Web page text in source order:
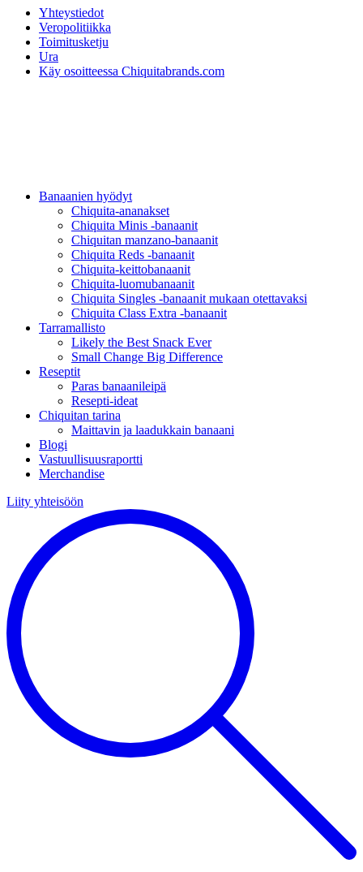
Yhteystiedot
Veropolitiikka
Toimitusketju
Ura
Käy osoitteessa Chiquitabrands.com
Banaanien hyödyt
Chiquita-ananakset
Chiquita Minis -banaanit
Chiquitan manzano-banaanit
Chiquita Reds -banaanit
Chiquita-keittobanaanit
Chiquita-luomubanaanit
Chiquita Singles -banaanit mukaan otettavaksi
Chiquita Class Extra -banaanit
Tarramallisto
Likely the Best Snack Ever
Small Change Big Difference
Reseptit
Paras banaanileipä
Resepti-ideat
Chiquitan tarina
Maittavin ja laadukkain banaani
Blogi
Vastuullisuusraportti
Merchandise
Liity yhteisöön